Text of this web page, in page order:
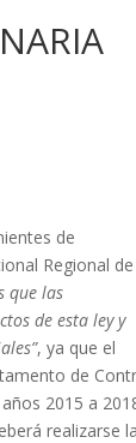
de
Regional de
que las
de esta ley y
, ya que el
de
2015 a
realizarse la